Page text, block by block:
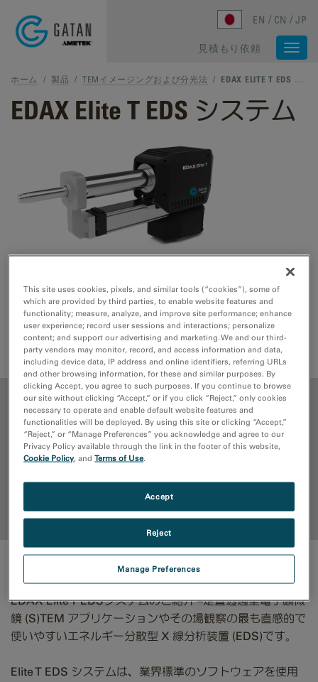
EN CN JP
見積もり依頼
ホーム / 製品 / TEMイメージングおよび分光法 / EDAX ELITE T EDS システム
EDAX Elite T EDS システム
走査透過型電子顕微鏡 (S)TEM アプリケーションやその場
観察の最も直感的で使いやすいエネルギー分散型 X 線分
析装置 (EDS)です。
見積もり依頼 サポートリクエスト
メリット
メディアライブラリ
トップに戻る
EDAX Elite T EDSシステムのご紹介 –走査透過型電子顕微
鏡 (S)TEM アプリケーションやその場観察の最も直感的で
使いやすいエネルギー分散型 X 線分析装置 (EDS)です。
Elite T EDS システムは、業界標準のソフトウェアを使用
This site uses cookies, pixels, and similar tools (“cookies”), some of
which are provided by third parties, to enable website features and
functionality; measure, analyze, and improve site performance; enhance
user experience; record user sessions and interactions; personalize
content; and support our advertising and marketing. We and our third-
party vendors may monitor, record, and access information and data,
including device data, IP address and online identifiers, referring URLs
and other browsing information, for these and similar purposes. By
clicking Accept, you agree to such purposes. If you continue to browse
our site without clicking “Accept,” or if you click “Reject,” only cookies
necessary to operate and enable default website features and
functionalities will be deployed. By using this site or clicking “Accept,”
“Reject,” or “Manage Preferences” you acknowledge and agree to our
Privacy Policy available through the link in the footer of this website,
Cookie Policy, andTerms of Use.
Manage Preferences
Reject
Accept